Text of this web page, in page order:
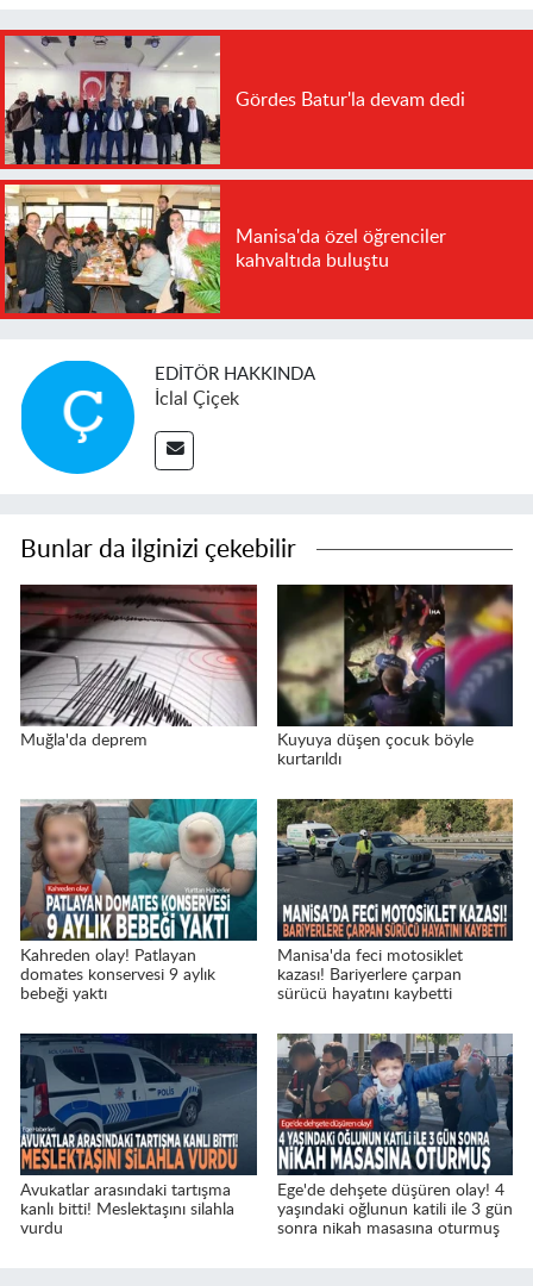
Gördes Batur'la devam dedi
Manisa'da özel öğrenciler
kahvaltıda buluştu
EDITÖR HAKKINDA
İclal Çiçek
Bunlar da ilginizi çekebilir
Muğla'da deprem
Kuyuya düşen çocuk böyle
kurtarıldı
Kahreden olay! Patlayan
domates konservesi 9 aylık
bebeği yaktı
Manisa'da feci motosiklet
kazası! Bariyerlere çarpan
sürücü hayatını kaybetti
Avukatlar arasındaki tartışma
kanlı bitti! Meslektaşını silahla
vurdu
Ege'de dehşete düşüren olay! 4
yaşındaki oğlunun katili ile 3 gün
sonra nikah masasına oturmuş